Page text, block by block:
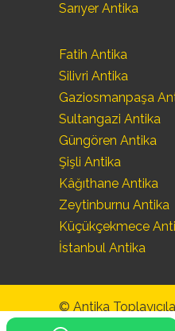
Sarıyer Antika
Fatih Antika
Silivri Antika
Gaziosmanpaşa
Sultangazi Antika
Güngören Antika
Şişli Antika
Kâğıthane Antika
Zeytinburnu Antika
Küçükçekmece
İstanbul Antika
© Antika